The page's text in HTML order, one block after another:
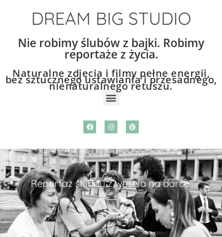
DREAM BIG STUDIO
Nie robimy ślubów z bajki. Robimy
reportaże z życia.
Naturalne zdjęcia i filmy pełne energii,
bez sztucznego ustawiania i przesadnego,
nienaturalnego retuszu.
Reportaż ślubny z wesela na barce.
admin